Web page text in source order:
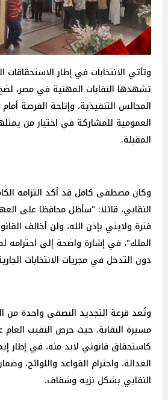
وتأتي الانتخابات في إطار الاستحقاقات
تشهدها النقابات المهنية في مصر،
المجالس التنفيذية، وإتاحة الفرصة
العمومية للمشاركة في اختيار من
المقبلة.
وكان مصطفى كامل قد أكد التزامه
النقابي، قائلا: "سأظل محافظا على
فترة ولايتي بإذن الله، ولن أخالف
الملك"، في إشارة واضحة إلى احترامه
دون التدخل في مجريات الانتخابات
وتُعد قرعة التجديد النصفي واحدة من
مسيرة النقابة، حيث حرص النقيب العام
كاستحقاق قانوني لابد منه، في إطار
العدالة، واحترام القواعد واللوائح،
النقابي بشكل نزيه وشفاف.